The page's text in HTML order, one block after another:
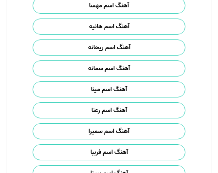
آهنگ اسم مهسا
آهنگ اسم هانیه
آهنگ اسم ریحانه
آهنگ اسم سمانه
آهنگ اسم مینا
آهنگ اسم رعنا
آهنگ اسم سمیرا
آهنگ اسم فریبا